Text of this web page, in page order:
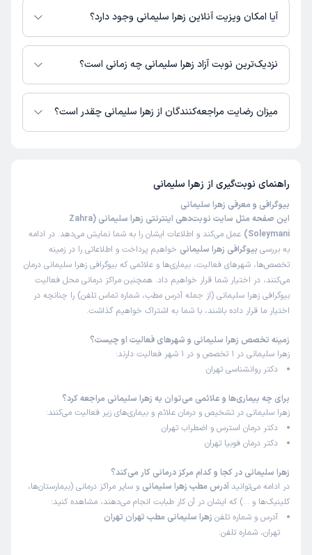
آیا امکان ویزیت آنلاین زهرا سلیمانی وجود دارد؟
در حال حاضر اطلاعاتی درباره ارائه ویزیت آنلاین توسط زهرا سلیمانی در دسترس
نیست. برای دریافت اطلاعات دقیق‌تر، لطفاً با مطب تماس بگیرید.
نزدیک‌ترین نوبت آزاد زهرا سلیمانی چه زمانی است؟
زمان نوبت‌دهی و پذیرش بیماران با هماهنگی مطب مشخص می‌شود.
میزان رضایت مراجعه‌کنندگان از زهرا سلیمانی چقدر است؟
راهنمای نوبت‌گیری از زهرا سلیمانی
بیوگرافی و معرفی زهرا سلیمانی
این صفحه مثل سایت نوبت‌دهی اینترنتی زهرا سلیمانی (Zahra
Soleymani)
عمل می‌کند و اطلاعات ایشان را به شما نمایش می‌دهد. در ادامه
به بررسی بیوگرافی زهرا سلیمانی خواهیم پرداخت و اطلاعاتی را در زمینه
تخصص‌ها، شهرهای فعالیت، بیماری‌ها و علائمی که بیوگرافی زهرا سلیمانی درمان
می‌کنند، در اختیار شما قرار خواهیم داد. همچنین مراکز درمانی محل فعالیت
بیوگرافی زهرا سلیمانی (از جمله آدرس مطب، شماره تماس تلفن) را چنانچه در
اختیار ما قرار داده باشند، با شما به اشتراک خواهیم گذاشت.
زمینه تخصص زهرا سلیمانی و شهرهای فعالیت او چیست؟
زهرا سلیمانی در 1 تخصص و در 1 شهر فعالیت دارند:
دکتر روانشناسی تهران
برای چه بیماری‌ها و علائمی می‌توان به زهرا سلیمانی مراجعه کرد؟
زهرا سلیمانی در تشخیص و درمان علائم و بیماری‌های زیر فعالیت می‌کنند:
دکتر درمان استرس و اضطراب تهران
دکتر درمان فوبیا تهران
زهرا سلیمانی در کجا و کدام مرکز درمانی کار می‌کند؟
در ادامه می‌توانید آدرس مطب زهرا سلیمانی و سایر مراکز درمانی (بیمارستان‌ها،
کلینیک‌ها و …) که ایشان در آن کار طبابت انجام می‌دهند، مشاهده کنید:
آدرس و شماره تلفن زهرا سلیمانی مطب تهران تهران
تهران، شماره تلفن: